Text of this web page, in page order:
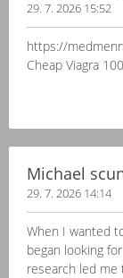
29. 7. 2026 15:52
https://
Cheap Viagra
Michael
29. 7. 2026 14:14
When I wanted
began looking
research led me